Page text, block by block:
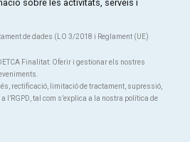
h
Gaudí Barcelona
20 €
sobre les activitats, serveis i
de dades (LO 3/2018 i Reglament (UE)
Finalitat: Oferir i gestionar els nostres
rectificació, limitació de tractament, supressió,
l’RGPD, tal com s’explica a la nostra política de